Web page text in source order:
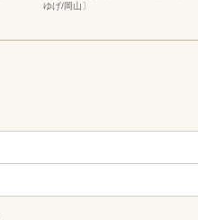
ゆげ/岡山〕